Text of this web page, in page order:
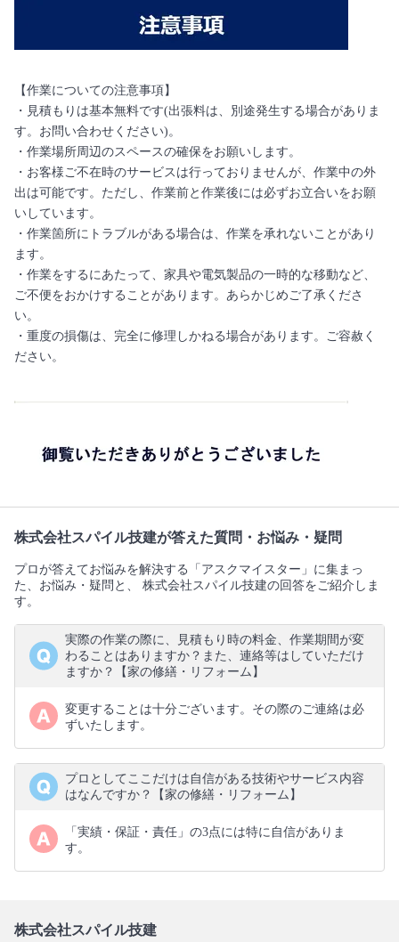
【作業についての注意事項】
・見積もりは基本無料です(出張料は、別途発生する場合がありま
す。お問い合わせください)。
・作業場所周辺のスペースの確保をお願いします。
・お客様ご不在時のサービスは行っておりませんが、作業中の外
出は可能です。ただし、作業前と作業後には必ずお立合いをお願
いしています。
・作業箇所にトラブルがある場合は、作業を承れないことがあり
ます。
・作業をするにあたって、家具や電気製品の一時的な移動など、
ご不便をおかけすることがあります。あらかじめご了承くださ
い。
・重度の損傷は、完全に修理しかねる場合があります。ご容赦く
ださい。
株式会社スパイル技建が答えた質問・お悩み・疑問
プロが答えてお悩みを解決する「アスクマイスター」に集まっ
た、お悩み・疑問と、 株式会社スパイル技建の回答をご紹介しま
す。
実際の作業の際に、見積もり時の料金、作業期間が変
わることはありますか？また、連絡等はしていただけ
ますか？【家の修繕・リフォーム】
変更することは十分ございます。その際のご連絡は必
ずいたします。
プロとしてここだけは自信がある技術やサービス内容
はなんですか？【家の修繕・リフォーム】
「実績・保証・責任」の3点には特に自信がありま
す。
株式会社スパイル技建